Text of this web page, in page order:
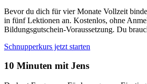
Bevor du dich für vier Monate Vollzeit
in fünf Lektionen an. Kostenlos, ohne
Bildungsgutschein-Voraussetzung. Du
Schnupperkurs jetzt starten
10 Minuten mit Jens